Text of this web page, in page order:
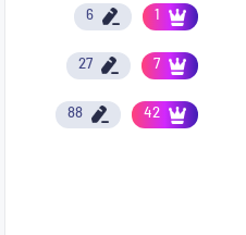
1
6
7
27
42
88